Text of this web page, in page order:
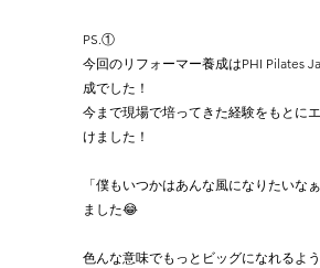
PS.①
今回のリフォーマー養成はPHI Pilates
成でした！
今まで現場で培ってきた経験をもとに
けました！
「僕もいつかはあんな風になりたいな
ました😂
色んな意味でもっとビッグになれるよ